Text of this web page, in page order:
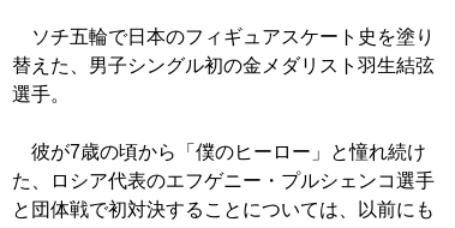
ソチ五輪で日本のフィギュアスケート史を塗り
替えた、男子シングル初の金メダリスト羽生結弦
選手。
彼が7歳の頃から「僕のヒーロー」と憧れ続け
た、ロシア代表のエフゲニー・プルシェンコ選手
と団体戦で初対決することについては、以前にも